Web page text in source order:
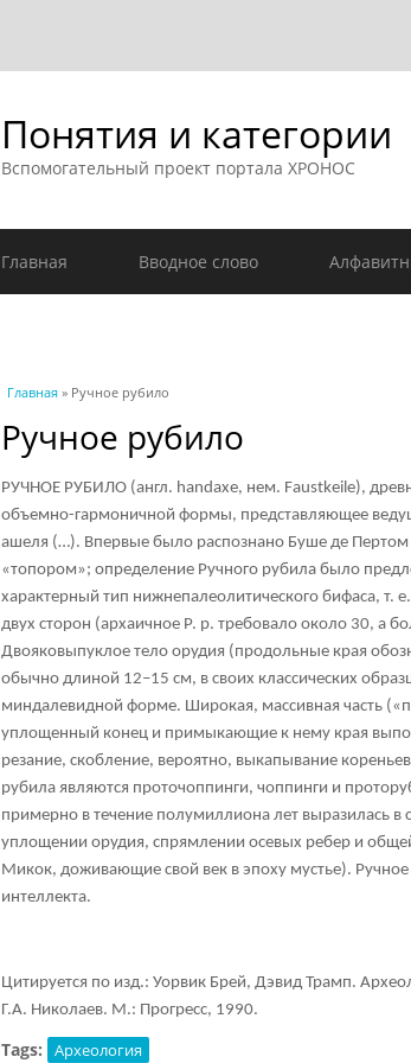
Понятия и категории
Вспомогательный проект портала ХРОНОС
Главная Вводное слово
Вы здесь
Главная » Ручное рубило
Ручное рубило
РУЧНОЕ РУБИЛО (англ. handaxe, нем. Faustkeile),
объемно-гармоничной формы, представляющее
ашеля (…). Впервые было распознано Буше де
«топором»; определение Ручного рубила было
характерный тип нижнепалеолитического бифаса, т.
двух сторон (архаичное Р. р. требовало около 30, а
Двояковыпуклое тело орудия (продольные края
обычно длиной 12–15 см, в своих классических
миндалевидной форме. Широкая, массивная часть
уплощенный конец и примыкающие к нему края
резание, скобление, вероятно, выкапывание
рубила являются проточоппинги, чоппинги и
примерно в течение полумиллиона лет выразилась
уплощении орудия, спрямлении осевых ребер и
Микок, доживающие свой век в эпоху мустье). Ручное
интеллекта.
Цитируется по изд.: Уорвик Брей, Дэвид Трамп.
Г.А. Николаев. М.: Прогресс, 1990.
Tags: Археология